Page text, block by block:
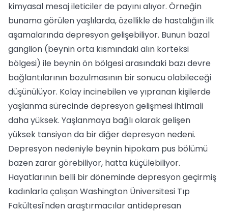
kimyasal mesaj ileticiler de payını alıyor. Örneğin
bunama görülen yaşlılarda, özellikle de hastalığın ilk
aşa­malarında depresyon gelişebiliyor. Bu­nun bazal
ganglion (beynin orta kıs­mındaki alın korteksi
bölgesi) ile bey­nin ön bölgesi arasındaki bazı devre
bağlantılarının bozulmasının bir sonu­cu olabileceği
düşünülüyor. Kolay incinebilen ve yıpranan kişilerde
yaşlanma sürecinde depresyon gelişmesi ihtima­li
daha yüksek. Yaşlanmaya bağlı ola­rak gelişen
yüksek tansiyon da bir diğer depresyon nedeni.
Depresyon nedeniyle beynin hipokam pus bölümü
bazen zarar görebiliyor, hat­ta küçülebiliyor.
Hayatlarının belli bir döne­minde depresyon geçirmiş
kadınlarla çalışan Washington Üniversitesi Tıp
Fakültesi'nden araştırmacılar antidepresan